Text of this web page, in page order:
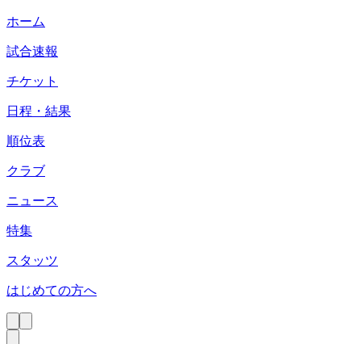
ホーム
試合速報
チケット
日程・結果
順位表
クラブ
ニュース
特集
スタッツ
はじめての方へ